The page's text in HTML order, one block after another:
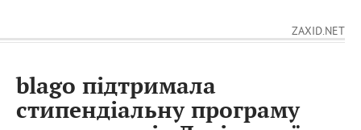
ZAXID.NET
blago підтримала
стипендіальну програму